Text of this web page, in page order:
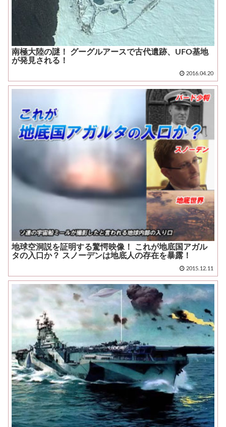
南極大陸の謎！ グーグルアースで古代遺跡、UFO基地
が発見される！
2016.04.20
地球空洞説を証明する驚愕映像！ これが地底国アガル
タの入口か？ スノーデンは地底人の存在を暴露！
2015.12.11